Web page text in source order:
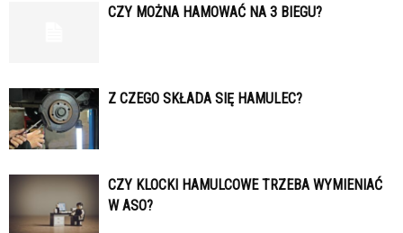
CZY MOŻNA HAMOWAĆ NA 3 BIEGU?
Z CZEGO SKŁADA SIĘ HAMULEC?
CZY KLOCKI HAMULCOWE TRZEBA WYMIENIAĆ
W ASO?